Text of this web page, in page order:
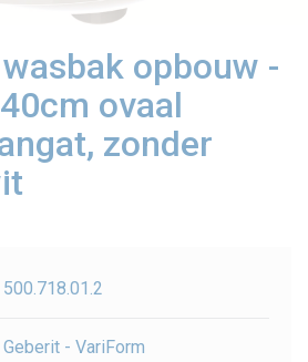
opbouw -
ovaal
zonder
500.718.01.2
Geberit - VariForm